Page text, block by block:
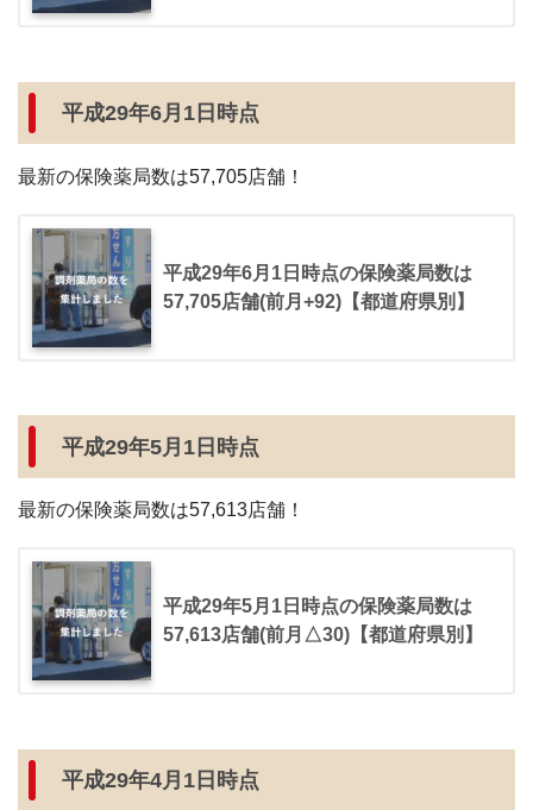
平成29年6月1日時点
最新の保険薬局数は57,705店舗！
平成29年6月1日時点の保険薬局数は
57,705店舗(前月+92)【都道府県別】
平成29年5月1日時点
最新の保険薬局数は57,613店舗！
平成29年5月1日時点の保険薬局数は
57,613店舗(前月△30)【都道府県別】
平成29年4月1日時点